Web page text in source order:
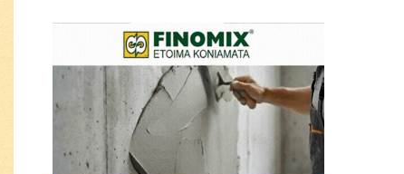
μας.